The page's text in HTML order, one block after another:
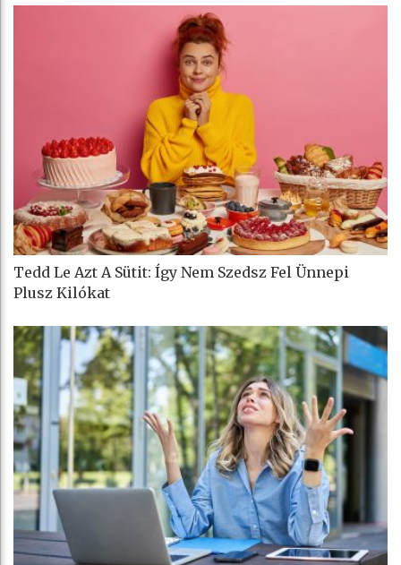
Tedd Le Azt A Sütit: Így Nem Szedsz Fel Ünnepi
Plusz Kilókat